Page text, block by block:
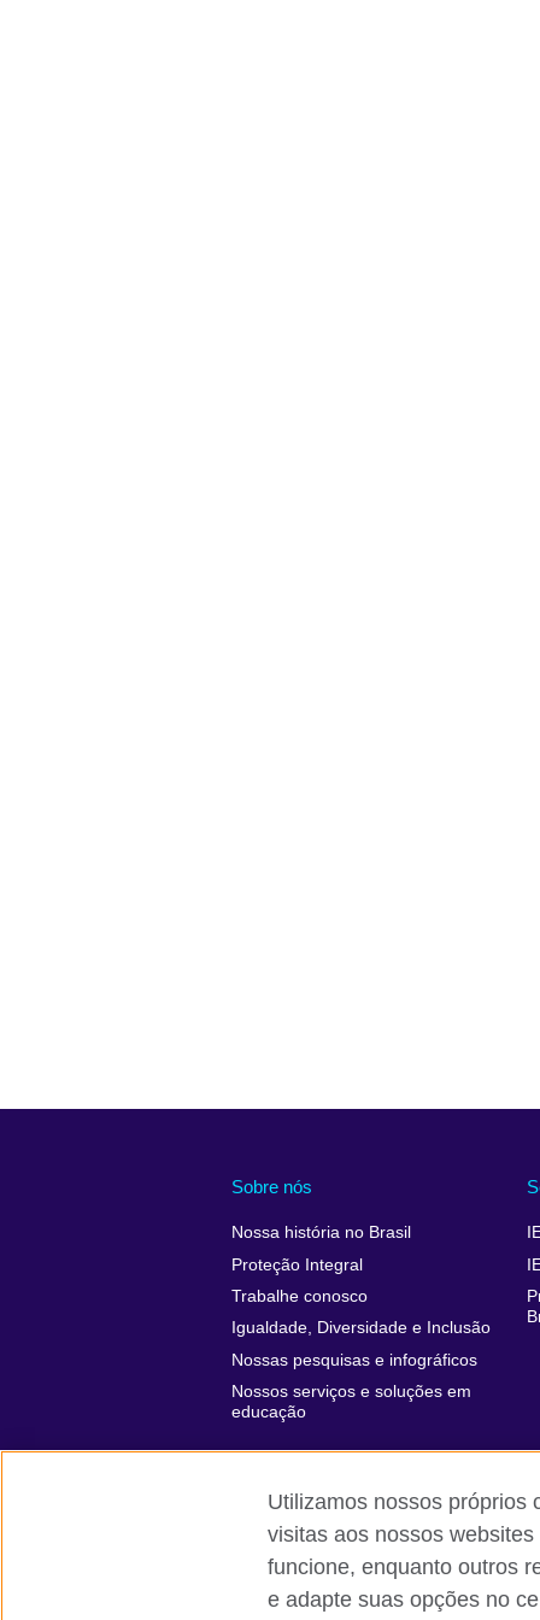
Sobre nós
Nossa história no Brasil
Proteção Integral
Trabalhe conosco
Igualdade, Diversidade e Inclusão
Nossas pesquisas e infográficos
Nossos serviços e soluções em
educação
British Council global Comentários
Utilizamos nossos próprios
visitas aos nossos
funcione, enquanto outros
e adapte suas opções no